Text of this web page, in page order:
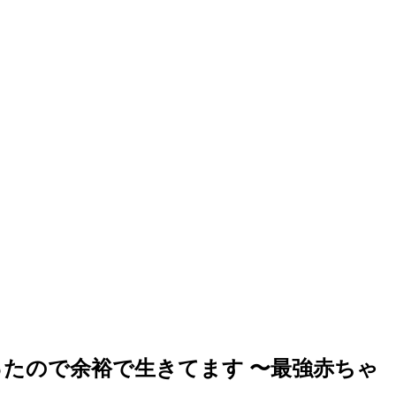
ので余裕で生きてます 〜最強赤ちゃ